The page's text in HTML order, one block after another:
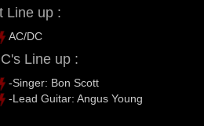
Line up :
AC/DC
Line up :
-Singer: Bon Scott
-Lead Guitar: Angus Young